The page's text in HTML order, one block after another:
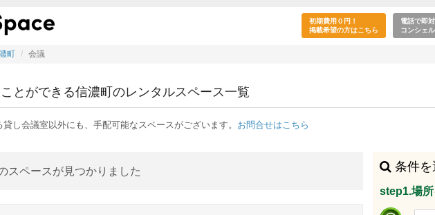
会議の目的で利用できる信濃町駅のレンタルスペース一覧
初期費用０円！
掲載希望の方はこちら
電話で即
コンシェ
町 会議
とができる信濃町のレンタルスペース一覧
し会議室以外にも、手配可能なスペースがございます。 お問合せはこちら
スペースが見つかりました 条件
step1.場